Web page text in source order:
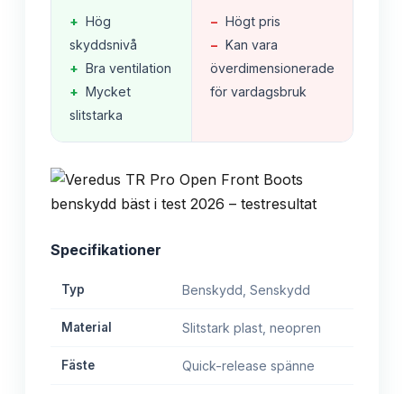
+ Hög
skyddsnivå
+ Bra ventilation
+ Mycket
slitstarka
− Högt pris
− Kan vara
överdimensionerade
för vardagsbruk
Specifikationer
Typ Benskydd, Senskydd
Material Slitstark plast, neopren
Fäste Quick-release spänne